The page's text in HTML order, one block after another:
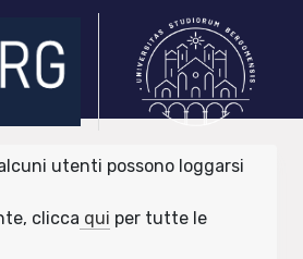
utenti possono loggarsi
clicca qui per tutte le